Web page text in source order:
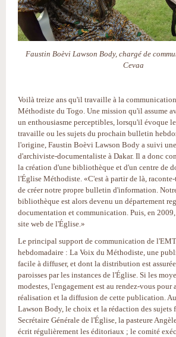
Faustin Boèvi Lawson Body, chargé de
Cevaa
Voilà treize ans qu'il travaille à la
Méthodiste du Togo. Une mission qu'il assume
un enthousiasme perceptibles, lorsqu'il évoque
travaille ou les sujets du prochain bulletin
l'origine, Faustin Boèvi Lawson Body a suivi
d'archiviste-documentaliste à Dakar. Il a donc
la création d'une bibliothèque et d'un centre de
l'Église Méthodiste. «C'est à partir de là,
de créer notre propre bulletin d'information.
bibliothèque est alors devenu un département
documentation et communication. Puis, en
site web de l'Église.»
Le principal support de communication de
hebdomadaire : La Voix du Méthodiste, une
facile à diffuser, et dont la distribution est
paroisses par les instances de l'Église. Si les
modestes, l'engagement est au rendez-vous pour
réalisation et la diffusion de cette publication.
Lawson Body, le choix et la rédaction des
Secrétaire Générale de l'Église, la pasteure
écrit régulièrement les éditoriaux ; le comité